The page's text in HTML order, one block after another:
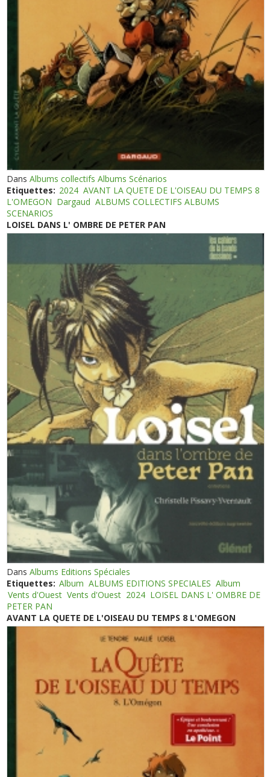
DansAlbums collectifs Albums Scénarios
Etiquettes: 2024 AVANT LA QUETE DE L'OISEAU DU TEMPS 8
L'OMEGON Dargaud ALBUMS COLLECTIFS ALBUMS
SCENARIOS
LOISEL DANS L' OMBRE DE PETER PAN
DansAlbums Editions Spéciales
Etiquettes: Album ALBUMS EDITIONS SPECIALES Album
Vents d'Ouest Vents d'Ouest 2024 LOISEL DANS L' OMBRE DE
PETER PAN
AVANT LA QUETE DE L'OISEAU DU TEMPS 8 L'OMEGON